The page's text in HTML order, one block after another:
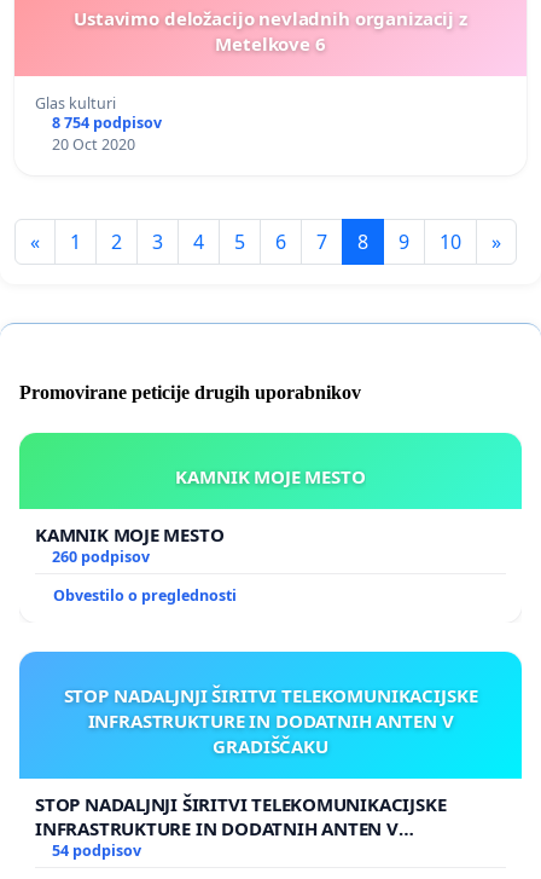
Ustavimo deložacijo nevladnih organizacij z
Metelkove 6
Glas kulturi
8 754 podpisov
20 Oct 2020
« 1 2 3 4 5 6 7 8 9 10 »
Promovirane peticije drugih uporabnikov
KAMNIK MOJE MESTO
KAMNIK MOJE MESTO
260 podpisov
Obvestilo o preglednosti
STOP NADALJNJI ŠIRITVI TELEKOMUNIKACIJSKE
INFRASTRUKTURE IN DODATNIH ANTEN V
GRADIŠČAKU
STOP NADALJNJI ŠIRITVI TELEKOMUNIKACIJSKE
INFRASTRUKTURE IN DODATNIH ANTEN V
GRADIŠČAKU
54 podpisov